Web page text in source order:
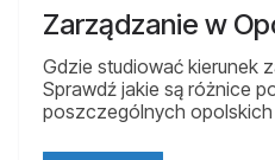
Zarządzanie w
Gdzie studiować kierunek
Sprawdź jakie są różnice
poszczególnych